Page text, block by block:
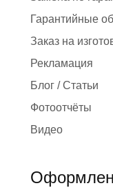
Гарантийные
Заказ на
Рекламация
Блог / Статьи
Фотоотчёты
Видео